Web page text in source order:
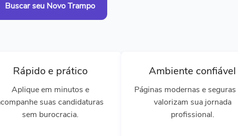
Buscar seu Novo Trampo
Rápido e prático
Aplique em minutos e
suas candidaturas
sem burocracia.
Ambiente confiável
Páginas modernas e seguras
valorizam sua jornada
profissional.